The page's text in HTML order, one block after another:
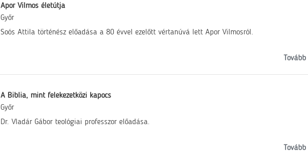
Apor Vilmos életútja
Győr
Soós Attila történész előadása a 80 évvel ezelőtt vértanúvá lett Apor Vilmosról.
Tovább
A Biblia, mint felekezetközi kapocs
Győr
Dr. Vladár Gábor teológiai professzor előadása.
Tovább